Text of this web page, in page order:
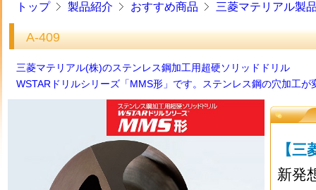
トップ 製品紹介 おすすめ商品 三菱マテリアル製
A-409
三菱マテリアル(株)のステンレス鋼加工用超硬ソリッドドリル
WSTARドリルシリーズ「MMS形」です。ステンレス鋼の穴加工が
【
新発